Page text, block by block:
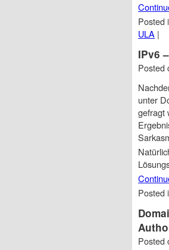
Posted
ULA |
IPv6
Posted
unter
gefragt
Posted
Posted